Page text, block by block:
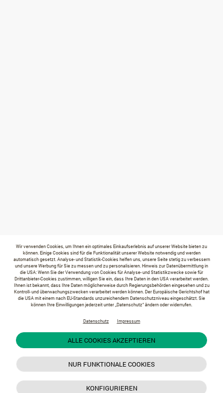
Wir verwenden Cookies, um Ihnen ein optimales Einkaufserlebnis auf unserer Website bieten zu
können. Einige Cookies sind für die Funktionalität unserer Website notwendig und werden
automatisch gesetzt. Analyse- und Statistik-Cookies helfen uns, unsere Seite stetig zu verbessern
und unsere Werbung für Sie zu messen und zu personalisieren. Hinweis zur Datenübermittlung in
die USA: Wenn Sie der Verwendung von Cookies für Analyse- und Statistikzwecke sowie für
Drittanbieter-Cookies zustimmen, willigen Sie ein, dass Ihre Daten in den USA verarbeitet werden.
Ihnen ist bekannt, dass Ihre Daten möglicherweise durch Regierungsbehörden eingesehen und zu
Kontroll- und überwachungszwecken verarbeitet werden können. Der Europäische Gerichtshof hat
die USA mit einem nach EU-Standards unzureichendem Datenschutzniveau eingeschätzt. Sie
können Ihre Einwilligungen jederzeit unter „Datenschutz“ ändern oder widerrufen.
Datenschutz Impressum
ALLE COOKIES AKZEPTIEREN
NUR FUNKTIONALE COOKIES
KONFIGURIEREN